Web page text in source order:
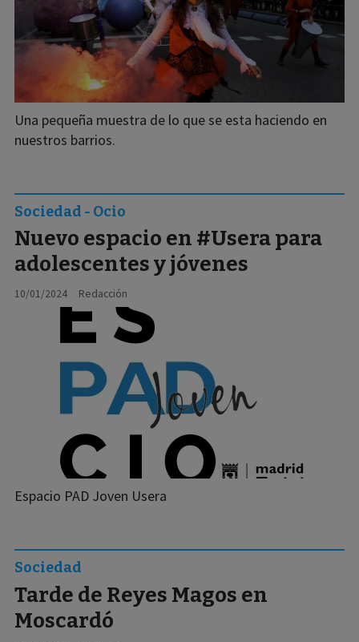
Una pequeña muestra de lo que se esta haciendo en
nuestros barrios.
Nuevo espacio en #Usera para
adolescentes y jóvenes
Redacción
Sociedad - Ocio
10/01/2024
Espacio PAD Joven Usera
Tarde de Reyes Magos en
Moscardó
Sociedad